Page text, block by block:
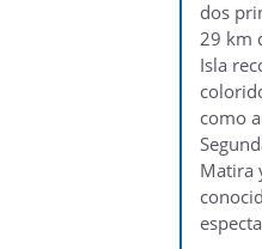
dos
29 km
Isla
como
Matira